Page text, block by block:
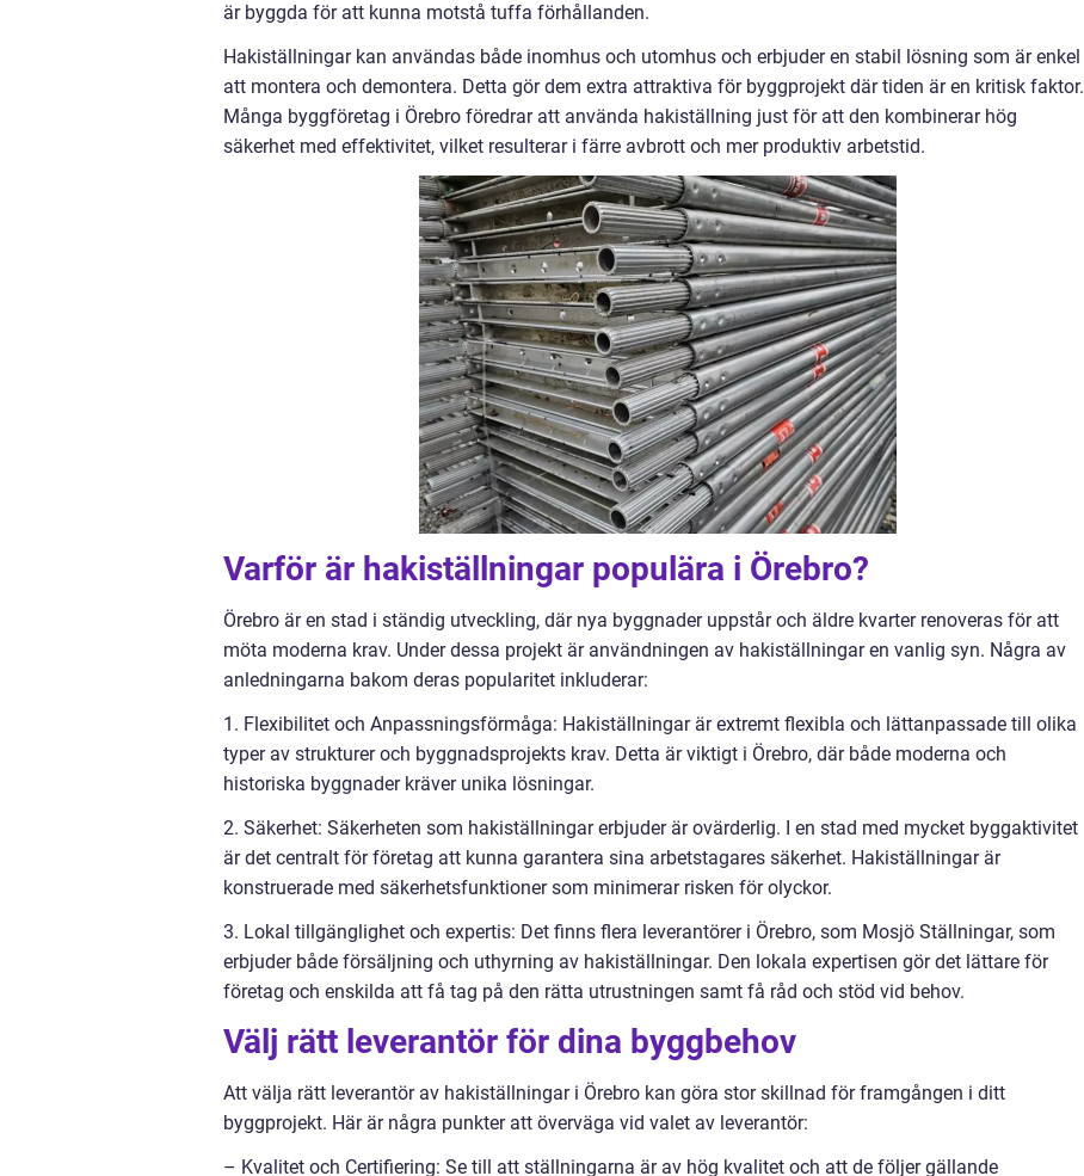
är byggda för att kunna motstå tuffa förhållanden.
Hakiställningar kan användas både inomhus och utomhus och erbjuder en stabil lösning som är enkel
att montera och demontera. Detta gör dem extra attraktiva för byggprojekt där tiden är en kritisk faktor.
Många byggföretag i Örebro föredrar att använda hakiställning just för att den kombinerar hög
säkerhet med effektivitet, vilket resulterar i färre avbrott och mer produktiv arbetstid.
Varför är hakiställningar populära i Örebro?
Örebro är en stad i ständig utveckling, där nya byggnader uppstår och äldre kvarter renoveras för att
möta moderna krav. Under dessa projekt är användningen av hakiställningar en vanlig syn. Några av
anledningarna bakom deras popularitet inkluderar:
1. Flexibilitet och Anpassningsförmåga: Hakiställningar är extremt flexibla och lättanpassade till olika
typer av strukturer och byggnadsprojekts krav. Detta är viktigt i Örebro, där både moderna och
historiska byggnader kräver unika lösningar.
2. Säkerhet: Säkerheten som hakiställningar erbjuder är ovärderlig. I en stad med mycket byggaktivitet
är det centralt för företag att kunna garantera sina arbetstagares säkerhet. Hakiställningar är
konstruerade med säkerhetsfunktioner som minimerar risken för olyckor.
3. Lokal tillgänglighet och expertis: Det finns flera leverantörer i Örebro, som Mosjö Ställningar, som
erbjuder både försäljning och uthyrning av hakiställningar. Den lokala expertisen gör det lättare för
företag och enskilda att få tag på den rätta utrustningen samt få råd och stöd vid behov.
Välj rätt leverantör för dina byggbehov
Att välja rätt leverantör av hakiställningar i Örebro kan göra stor skillnad för framgången i ditt
byggprojekt. Här är några punkter att överväga vid valet av leverantör:
– Kvalitet och Certifiering: Se till att ställningarna är av hög kvalitet och att de följer gällande